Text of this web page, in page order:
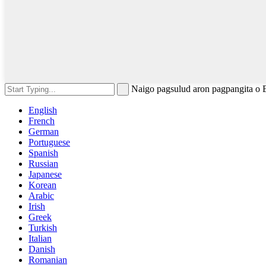
Naigo pagsulud aron pagpangita o
English
French
German
Portuguese
Spanish
Russian
Japanese
Korean
Arabic
Irish
Greek
Turkish
Italian
Danish
Romanian